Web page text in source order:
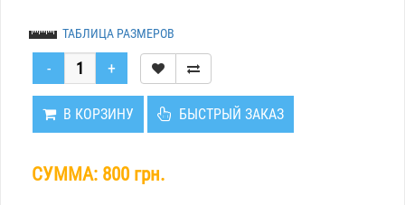
ТАБЛИЦА РАЗМЕРОВ
В КОРЗИНУ БЫСТРЫЙ ЗАКАЗ
СУММА: 800 грн.